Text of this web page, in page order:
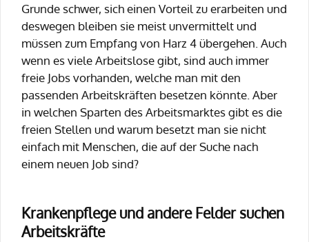
Grunde schwer, sich einen Vorteil zu erarbeiten und
deswegen bleiben sie meist unvermittelt und
müssen zum Empfang von Harz 4 übergehen. Auch
wenn es viele Arbeitslose gibt, sind auch immer
freie Jobs vorhanden, welche man mit den
passenden Arbeitskräften besetzen könnte. Aber
in welchen Sparten des Arbeitsmarktes gibt es die
freien Stellen und warum besetzt man sie nicht
einfach mit Menschen, die auf der Suche nach
einem neuen Job sind?
Krankenpflege und andere Felder suchen
Arbeitskräfte